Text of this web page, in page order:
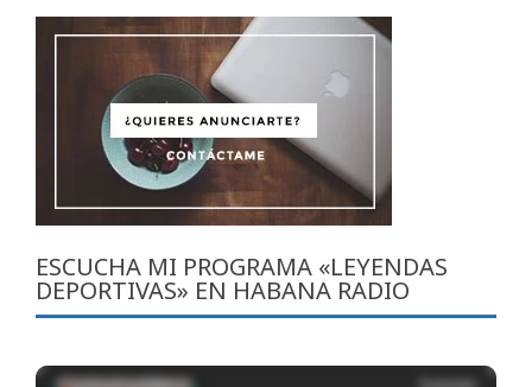
ESCUCHA MI PROGRAMA «LEYENDAS
DEPORTIVAS» EN HABANA RADIO